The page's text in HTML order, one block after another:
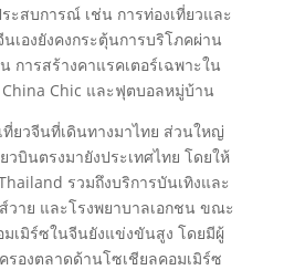
ะสบการณ์ เช่น การท่องเที่ยวและ
เองยังคงกระตุ้นการบริโภคผ่าน
การสร้างคาแรคเตอร์เฉพาะใน
Chic และฟุตบอลหมู่บ้าน
ยวจีนที่เดินทางมาไทย ส่วนใหญ่
วบินตรงมายังประเทศไทย โดยให้
รวมถึงบริการบันเทิงและ
วาย และโรงพยาบาลเอกชน ขณะ
เมิร์ซในจีนยังแข่งขันสูง โดยมีผู้
รองตลาดด้านโซเชียลคอมเมิร์ซ